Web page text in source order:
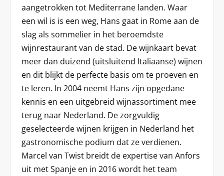
aangetrokken tot Mediterrane landen. Waar
een wil is is een weg, Hans gaat in Rome aan de
slag als sommelier in het beroemdste
wijnrestaurant van de stad. De wijnkaart bevat
meer dan duizend (uitsluitend Italiaanse) wijnen
en dit blijkt de perfecte basis om te proeven en
te leren. In 2004 neemt Hans zijn opgedane
kennis en een uitgebreid wijnassortiment mee
terug naar Nederland. De zorgvuldig
geselecteerde wijnen krijgen in Nederland het
gastronomische podium dat ze verdienen.
Marcel van Twist breidt de expertise van Anfors
uit met Spanje en in 2016 wordt het team